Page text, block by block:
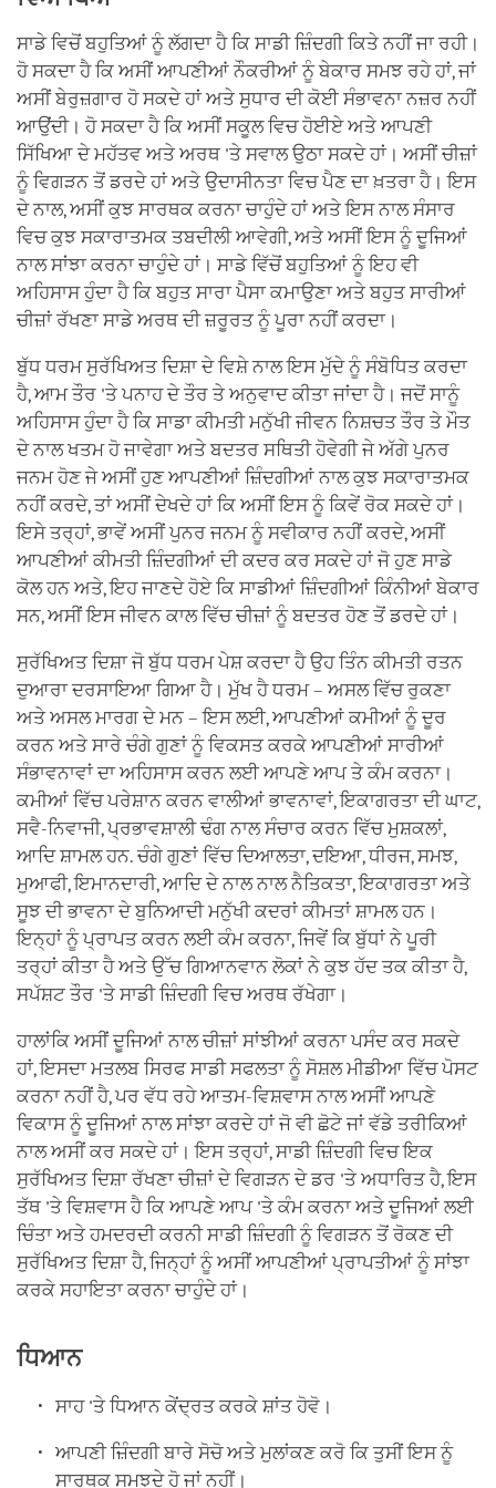
ਸਾਡੇ ਵਿਚੋਂ ਬਹੁਤਿਆਂ ਨੂੰ ਲੱਗਦਾ ਹੈ ਕਿ ਸਾਡੀ ਜ਼ਿੰਦਗੀ ਕਿਤੇ ਨਹੀਂ ਜਾ ਰਹੀ।
ਹੋ ਸਕਦਾ ਹੈ ਕਿ ਅਸੀਂ ਆਪਣੀਆਂ ਨੌਕਰੀਆਂ ਨੂੰ ਬੇਕਾਰ ਸਮਝ ਰਹੇ ਹਾਂ, ਜਾਂ
ਅਸੀਂ ਬੇਰੁਜ਼ਗਾਰ ਹੋ ਸਕਦੇ ਹਾਂ ਅਤੇ ਸੁਧਾਰ ਦੀ ਕੋਈ ਸੰਭਾਵਨਾ ਨਜ਼ਰ ਨਹੀਂ
ਆਉਂਦੀ। ਹੋ ਸਕਦਾ ਹੈ ਕਿ ਅਸੀਂ ਸਕੂਲ ਵਿਚ ਹੋਈਏ ਅਤੇ ਆਪਣੀ
ਸਿੱਖਿਆ ਦੇ ਮਹੱਤਵ ਅਤੇ ਅਰਥ 'ਤੇ ਸਵਾਲ ਉਠਾ ਸਕਦੇ ਹਾਂ। ਅਸੀਂ ਚੀਜ਼ਾਂ
ਨੂੰ ਵਿਗੜਨ ਤੋਂ ਡਰਦੇ ਹਾਂ ਅਤੇ ਉਦਾਸੀਨਤਾ ਵਿਚ ਪੈਣ ਦਾ ਖ਼ਤਰਾ ਹੈ। ਇਸ
ਦੇ ਨਾਲ, ਅਸੀਂ ਕੁਝ ਸਾਰਥਕ ਕਰਨਾ ਚਾਹੁੰਦੇ ਹਾਂ ਅਤੇ ਇਸ ਨਾਲ ਸੰਸਾਰ
ਵਿਚ ਕੁਝ ਸਕਾਰਾਤਮਕ ਤਬਦੀਲੀ ਆਵੇਗੀ, ਅਤੇ ਅਸੀਂ ਇਸ ਨੂੰ ਦੂਜਿਆਂ
ਨਾਲ ਸਾਂਝਾ ਕਰਨਾ ਚਾਹੁੰਦੇ ਹਾਂ। ਸਾਡੇ ਵਿੱਚੋਂ ਬਹੁਤਿਆਂ ਨੂੰ ਇਹ ਵੀ
ਅਹਿਸਾਸ ਹੁੰਦਾ ਹੈ ਕਿ ਬਹੁਤ ਸਾਰਾ ਪੈਸਾ ਕਮਾਉਣਾ ਅਤੇ ਬਹੁਤ ਸਾਰੀਆਂ
ਚੀਜ਼ਾਂ ਰੱਖਣਾ ਸਾਡੇ ਅਰਥ ਦੀ ਜ਼ਰੂਰਤ ਨੂੰ ਪੂਰਾ ਨਹੀਂ ਕਰਦਾ।
ਬੁੱਧ ਧਰਮ ਸੁਰੱਖਿਅਤ ਦਿਸ਼ਾ ਦੇ ਵਿਸ਼ੇ ਨਾਲ ਇਸ ਮੁੱਦੇ ਨੂੰ ਸੰਬੋਧਿਤ ਕਰਦਾ
ਹੈ, ਆਮ ਤੌਰ 'ਤੇ ਪਨਾਹ ਦੇ ਤੌਰ ਤੇ ਅਨੁਵਾਦ ਕੀਤਾ ਜਾਂਦਾ ਹੈ। ਜਦੋਂ ਸਾਨੂੰ
ਅਹਿਸਾਸ ਹੁੰਦਾ ਹੈ ਕਿ ਸਾਡਾ ਕੀਮਤੀ ਮਨੁੱਖੀ ਜੀਵਨ ਨਿਸ਼ਚਤ ਤੌਰ ਤੇ ਮੌਤ
ਦੇ ਨਾਲ ਖਤਮ ਹੋ ਜਾਵੇਗਾ ਅਤੇ ਬਦਤਰ ਸਥਿਤੀ ਹੋਵੇਗੀ ਜੇ ਅੱਗੇ ਪੁਨਰ
ਜਨਮ ਹੋਣ ਜੇ ਅਸੀਂ ਹੁਣ ਆਪਣੀਆਂ ਜ਼ਿੰਦਗੀਆਂ ਨਾਲ ਕੁਝ ਸਕਾਰਾਤਮਕ
ਨਹੀਂ ਕਰਦੇ, ਤਾਂ ਅਸੀਂ ਦੇਖਦੇ ਹਾਂ ਕਿ ਅਸੀਂ ਇਸ ਨੂੰ ਕਿਵੇਂ ਰੋਕ ਸਕਦੇ ਹਾਂ।
ਇਸੇ ਤਰ੍ਹਾਂ, ਭਾਵੇਂ ਅਸੀਂ ਪੁਨਰ ਜਨਮ ਨੂੰ ਸਵੀਕਾਰ ਨਹੀਂ ਕਰਦੇ, ਅਸੀਂ
ਆਪਣੀਆਂ ਕੀਮਤੀ ਜ਼ਿੰਦਗੀਆਂ ਦੀ ਕਦਰ ਕਰ ਸਕਦੇ ਹਾਂ ਜੋ ਹੁਣ ਸਾਡੇ
ਕੋਲ ਹਨ ਅਤੇ, ਇਹ ਜਾਣਦੇ ਹੋਏ ਕਿ ਸਾਡੀਆਂ ਜ਼ਿੰਦਗੀਆਂ ਕਿੰਨੀਆਂ ਬੇਕਾਰ
ਸਨ, ਅਸੀਂ ਇਸ ਜੀਵਨ ਕਾਲ ਵਿੱਚ ਚੀਜ਼ਾਂ ਨੂੰ ਬਦਤਰ ਹੋਣ ਤੋਂ ਡਰਦੇ ਹਾਂ।
ਸੁਰੱਖਿਅਤ ਦਿਸ਼ਾ ਜੋ ਬੁੱਧ ਧਰਮ ਪੇਸ਼ ਕਰਦਾ ਹੈ ਉਹ ਤਿੰਨ ਕੀਮਤੀ ਰਤਨ
ਦੁਆਰਾ ਦਰਸਾਇਆ ਗਿਆ ਹੈ। ਮੁੱਖ ਹੈ ਧਰਮ – ਅਸਲ ਵਿੱਚ ਰੁਕਣਾ
ਅਤੇ ਅਸਲ ਮਾਰਗ ਦੇ ਮਨ – ਇਸ ਲਈ, ਆਪਣੀਆਂ ਕਮੀਆਂ ਨੂੰ ਦੂਰ
ਕਰਨ ਅਤੇ ਸਾਰੇ ਚੰਗੇ ਗੁਣਾਂ ਨੂੰ ਵਿਕਸਤ ਕਰਕੇ ਆਪਣੀਆਂ ਸਾਰੀਆਂ
ਸੰਭਾਵਨਾਵਾਂ ਦਾ ਅਹਿਸਾਸ ਕਰਨ ਲਈ ਆਪਣੇ ਆਪ ਤੇ ਕੰਮ ਕਰਨਾ।
ਕਮੀਆਂ ਵਿੱਚ ਪਰੇਸ਼ਾਨ ਕਰਨ ਵਾਲੀਆਂ ਭਾਵਨਾਵਾਂ, ਇਕਾਗਰਤਾ ਦੀ ਘਾਟ,
ਸਵੈ-ਨਿਵਾਜੀ, ਪ੍ਰਭਾਵਸ਼ਾਲੀ ਢੰਗ ਨਾਲ ਸੰਚਾਰ ਕਰਨ ਵਿੱਚ ਮੁਸ਼ਕਲਾਂ,
ਆਦਿ ਸ਼ਾਮਲ ਹਨ. ਚੰਗੇ ਗੁਣਾਂ ਵਿੱਚ ਦਿਆਲਤਾ, ਦਇਆ, ਧੀਰਜ, ਸਮਝ,
ਮੁਆਫੀ, ਇਮਾਨਦਾਰੀ, ਆਦਿ ਦੇ ਨਾਲ ਨਾਲ ਨੈਤਿਕਤਾ, ਇਕਾਗਰਤਾ ਅਤੇ
ਸੂਝ ਦੀ ਭਾਵਨਾ ਦੇ ਬੁਨਿਆਦੀ ਮਨੁੱਖੀ ਕਦਰਾਂ ਕੀਮਤਾਂ ਸ਼ਾਮਲ ਹਨ।
ਇਨ੍ਹਾਂ ਨੂੰ ਪ੍ਰਾਪਤ ਕਰਨ ਲਈ ਕੰਮ ਕਰਨਾ, ਜਿਵੇਂ ਕਿ ਬੁੱਧਾਂ ਨੇ ਪੂਰੀ
ਤਰ੍ਹਾਂ ਕੀਤਾ ਹੈ ਅਤੇ ਉੱਚ ਗਿਆਨਵਾਨ ਲੋਕਾਂ ਨੇ ਕੁਝ ਹੱਦ ਤਕ ਕੀਤਾ ਹੈ,
ਸਪੱਸ਼ਟ ਤੌਰ 'ਤੇ ਸਾਡੀ ਜ਼ਿੰਦਗੀ ਵਿਚ ਅਰਥ ਰੱਖੇਗਾ।
ਹਾਲਾਂਕਿ ਅਸੀਂ ਦੂਜਿਆਂ ਨਾਲ ਚੀਜ਼ਾਂ ਸਾਂਝੀਆਂ ਕਰਨਾ ਪਸੰਦ ਕਰ ਸਕਦੇ
ਹਾਂ, ਇਸਦਾ ਮਤਲਬ ਸਿਰਫ ਸਾਡੀ ਸਫਲਤਾ ਨੂੰ ਸੋਸ਼ਲ ਮੀਡੀਆ ਵਿੱਚ ਪੋਸਟ
ਕਰਨਾ ਨਹੀਂ ਹੈ, ਪਰ ਵੱਧ ਰਹੇ ਆਤਮ-ਵਿਸ਼ਵਾਸ ਨਾਲ ਅਸੀਂ ਆਪਣੇ
ਵਿਕਾਸ ਨੂੰ ਦੂਜਿਆਂ ਨਾਲ ਸਾਂਝਾ ਕਰਦੇ ਹਾਂ ਜੋ ਵੀ ਛੋਟੇ ਜਾਂ ਵੱਡੇ ਤਰੀਕਿਆਂ
ਨਾਲ ਅਸੀਂ ਕਰ ਸਕਦੇ ਹਾਂ। ਇਸ ਤਰ੍ਹਾਂ, ਸਾਡੀ ਜ਼ਿੰਦਗੀ ਵਿਚ ਇਕ
ਸੁਰੱਖਿਅਤ ਦਿਸ਼ਾ ਰੱਖਣਾ ਚੀਜ਼ਾਂ ਦੇ ਵਿਗੜਨ ਦੇ ਡਰ 'ਤੇ ਅਧਾਰਿਤ ਹੈ, ਇਸ
ਤੱਥ 'ਤੇ ਵਿਸ਼ਵਾਸ ਹੈ ਕਿ ਆਪਣੇ ਆਪ 'ਤੇ ਕੰਮ ਕਰਨਾ ਅਤੇ ਦੂਜਿਆਂ ਲਈ
ਚਿੰਤਾ ਅਤੇ ਹਮਦਰਦੀ ਕਰਨੀ ਸਾਡੀ ਜ਼ਿੰਦਗੀ ਨੂੰ ਵਿਗੜਨ ਤੋਂ ਰੋਕਣ ਦੀ
ਸੁਰੱਖਿਅਤ ਦਿਸ਼ਾ ਹੈ, ਜਿਨ੍ਹਾਂ ਨੂੰ ਅਸੀਂ ਆਪਣੀਆਂ ਪ੍ਰਾਪਤੀਆਂ ਨੂੰ ਸਾਂਝਾ
ਕਰਕੇ ਸਹਾਇਤਾ ਕਰਨਾ ਚਾਹੁੰਦੇ ਹਾਂ।
ਧਿਆਨ
ਸਾਹ 'ਤੇ ਧਿਆਨ ਕੇਂਦ੍ਰਤ ਕਰਕੇ ਸ਼ਾਂਤ ਹੋਵੋ।
ਆਪਣੀ ਜ਼ਿੰਦਗੀ ਬਾਰੇ ਸੋਚੋ ਅਤੇ ਮੁਲਾਂਕਣ ਕਰੋ ਕਿ ਤੁਸੀਂ ਇਸ ਨੂੰ
ਸਾਰਥਕ ਸਮਝਦੇ ਹੋ ਜਾਂ ਨਹੀਂ।